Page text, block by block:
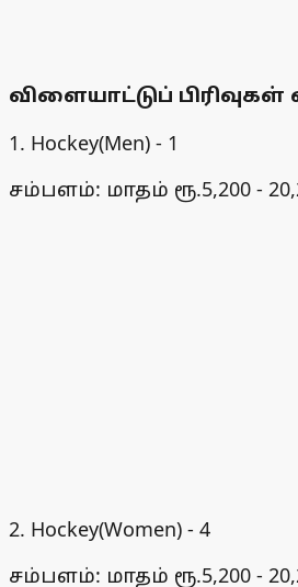
விளையாட்டுப்
1. Hockey(Men) - 1
சம்பளம்: மாதம் ரூ.5,200 -
2. Hockey(Women) - 4
சம்பளம்: மாதம் ரூ.5,200 -